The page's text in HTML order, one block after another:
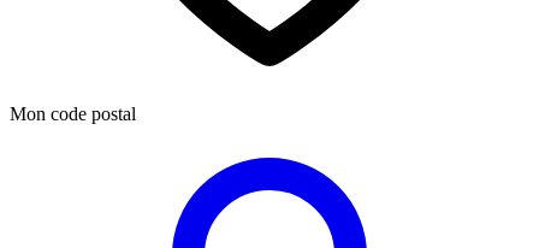
Mon code postal